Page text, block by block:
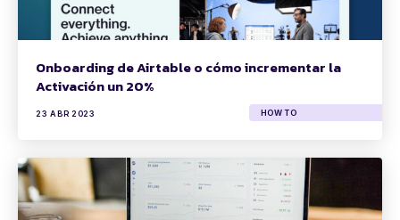
Onboarding de Airtable o cómo incrementar la
Activación un 20%
23 ABR 2023 HOW TO